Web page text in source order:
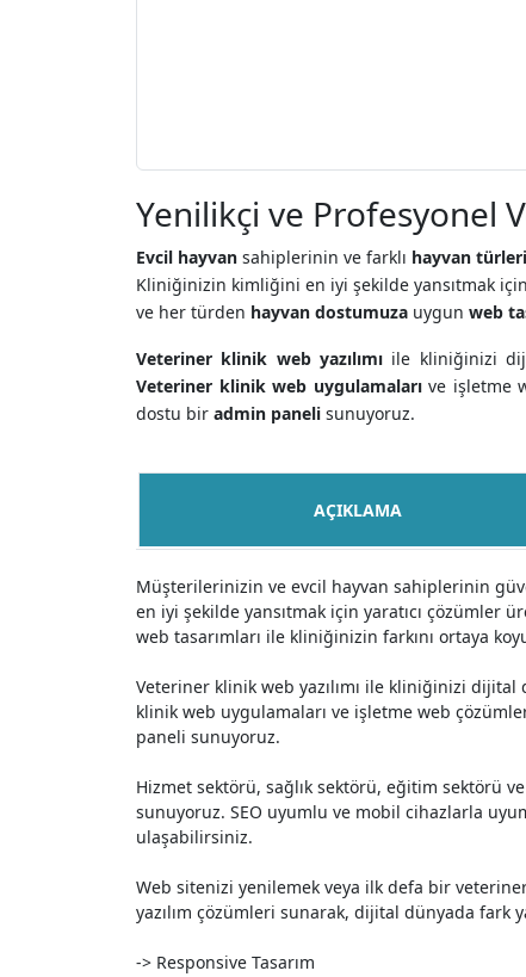
Yenilikçi ve Profesyonel
Evcil hayvan sahiplerinin ve farklı hayvan
Kliniğinizin kimliğini en iyi şekilde yansıtmak
ve her türden hayvan dostumuza uygun web
Veteriner klinik web yazılımıile kliniğinizi
Veteriner klinik web uygulamalarıve işletme
dostu bir admin paneli sunuyoruz.
AÇIKLAMA
Müşterilerinizin ve evcil hayvan sahiplerinin
en iyi şekilde yansıtmak için yaratıcı çözümler
web tasarımları ile kliniğinizin farkını ortaya
Veteriner klinik web yazılımı ile kliniğinizi
klinik web uygulamaları ve işletme web
paneli sunuyoruz.
Hizmet sektörü, sağlık sektörü, eğitim sektörü
sunuyoruz. SEO uyumlu ve mobil cihazlarla
ulaşabilirsiniz.
Web sitenizi yenilemek veya ilk defa bir
yazılım çözümleri sunarak, dijital dünyada fark
-> Responsive Tasarım